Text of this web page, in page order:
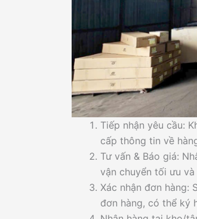
Tiếp nhận yêu cầu:
cấp thông tin về
Tư vấn & Báo giá:
vận chuyển tối ưu
Xác nhận đơn hàng:
đơn hàng, có thể ký